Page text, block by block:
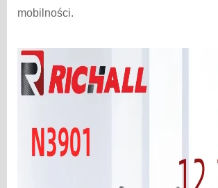
mobilności.